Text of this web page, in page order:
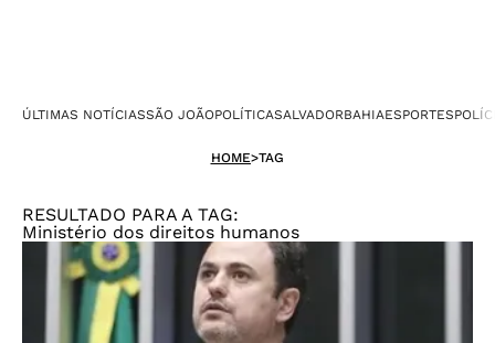
ÚLTIMAS NOTÍCIASSÃO JOÃOPOLÍTICASALVADORBAHIAESPORTES
HOME>TAG
RESULTADO PARA A TAG:
Ministério dos direitos humanos